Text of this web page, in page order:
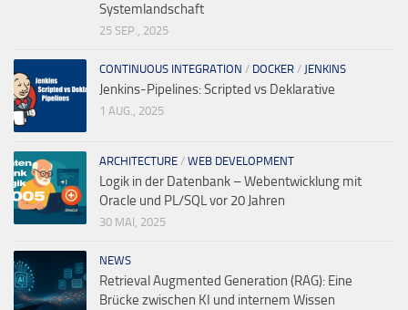
Systemlandschaft
25 SEP., 2025
CONTINUOUS INTEGRATION / DOCKER / JENKINS
Jenkins-Pipelines: Scripted vs Deklarative
1 AUG., 2025
ARCHITECTURE / WEB DEVELOPMENT
Logik in der Datenbank – Webentwicklung mit
Oracle und PL/SQL vor 20 Jahren
30 MAI, 2025
NEWS
Retrieval Augmented Generation (RAG): Eine
Brücke zwischen KI und internem Wissen